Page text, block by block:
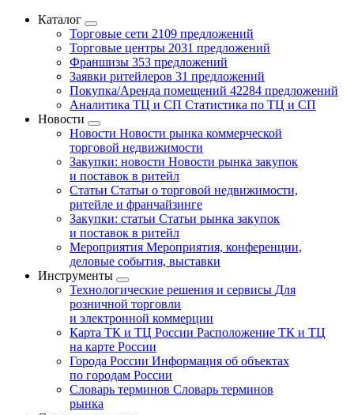
Каталог
Торговые сети 2109 предложений
Торговые центры 2031 предложений
Франшизы 353 предложений
Заявки ритейлеров 31 предложений
Покупка/Аренда помещений 42284 предложений
Аналитика ТЦ и СП Статистика по ТЦ и СП
Новости
Новости Новости рынка коммерческой
торговой недвижимости
Закупки: новости Новости рынка закупок
и поставок в ритейл
Статьи Статьи о торговой недвижимости,
ритейле и франчайзинге
Закупки: статьи Статьи рынка закупок
и поставок в ритейл
Мероприятия Мероприятия, конференции,
деловые события, выставки
Инструменты
Технологические решения и сервисы Для
розничной торговли
и электронной коммерции
Карта ТК и ТЦ России Расположение ТК и ТЦ
на карте России
Города России Информация об объектах
по городам России
Словарь терминов Словарь терминов
рынка